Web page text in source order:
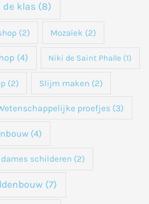
de klas (8)
(2) Mozaïek (2)
(4) Niki de Saint Phalle (1)
(2) Slijm maken (2)
proefjes (3)
(4)
schilderen (2)
(7)